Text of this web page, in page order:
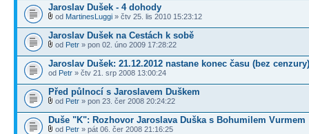
Jaroslav Dušek - 4 dohody
od MartinesLuggi » čtv 25. lis 2010 15:23:12
Jaroslav Dušek na Cestách k sobě
od Petr » pon 02. úno 2009 17:28:22
Jaroslav Dušek: 21.12.2012 nastane konec času (bez cenzury)
od Petr » čtv 21. srp 2008 13:00:24
Před půlnocí s Jaroslavem Duškem
od Petr » pon 23. čer 2008 20:24:22
Duše "K": Rozhovor Jaroslava Duška s Bohumilem Vurmem
od Petr » pát 06. čer 2008 21:16:25